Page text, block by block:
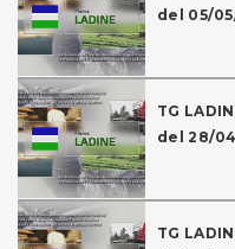
del 05/
TG
del 28/
TG